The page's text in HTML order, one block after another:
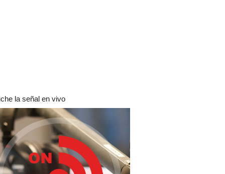
la señal en vivo